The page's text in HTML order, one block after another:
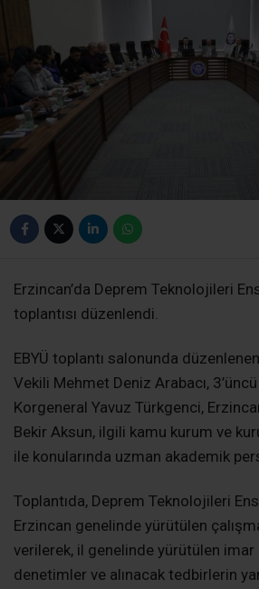
Erzincan’da Deprem Teknolojileri
toplantısı düzenlendi.
EBYÜ toplantı salonunda
Vekili Mehmet Deniz Arabacı,
Korgeneral Yavuz Türkgenci,
Bekir Aksun, ilgili kamu kurum ve
ile konularında uzman akademik
Toplantıda, Deprem Teknolojileri
Erzincan genelinde yürütülen
verilerek, il genelinde yürütülen imar
denetimler ve alınacak tedbirlerin